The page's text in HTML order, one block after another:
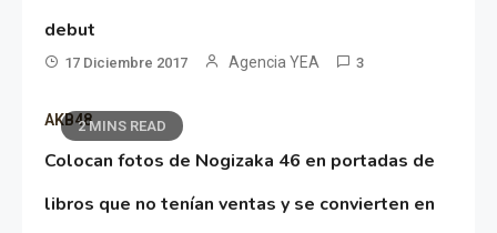
debut
17 Diciembre 2017 Agencia YEA 3
2 MINS READ
AKB48
Colocan fotos de Nogizaka 46 en portadas de
libros que no tenían ventas y se convierten en